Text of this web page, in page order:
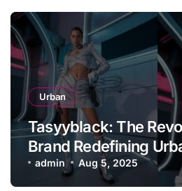
Urban
Tasyyblack: The
Brand Redefining
Through Afrofuturism
admin Aug 5, 2025